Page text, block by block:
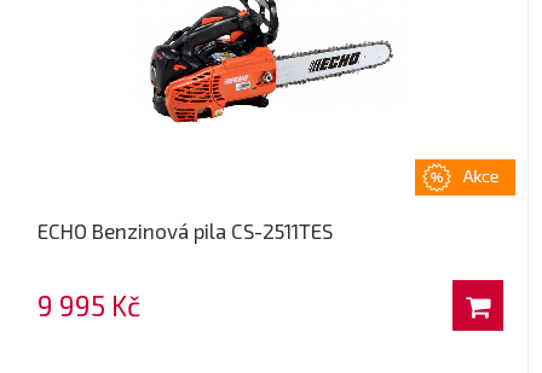
ECHO Benzinová pila CS-2511TES
9 995 Kč